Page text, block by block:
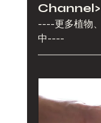
Channel
----更多植物
中----